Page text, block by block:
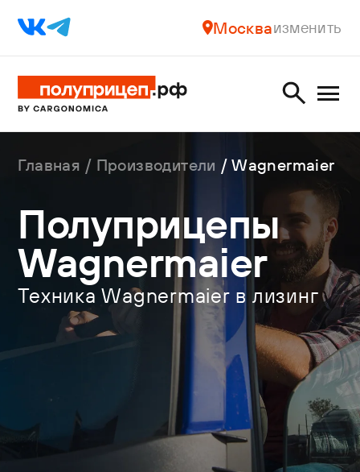
Москваизменить
Главная Производители Wagnermaier
Полуприцепы
Wagnermaier
Техника Wagnermaier в лизинг